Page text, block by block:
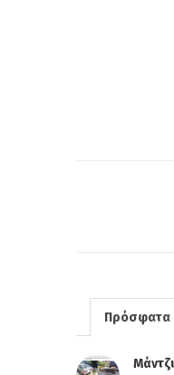
Πρόσφατα